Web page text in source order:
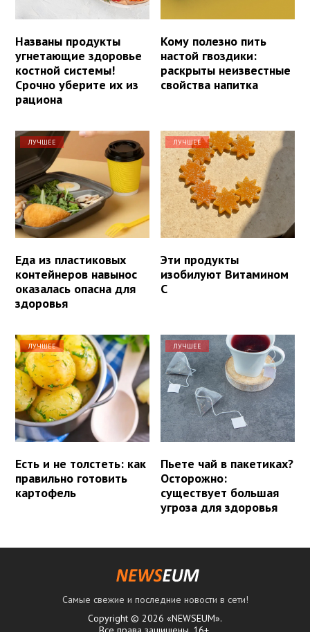
Названы продукты
угнетающие здоровье
костной системы!
Срочно уберите их из
рациона
Кому полезно пить
настой гвоздики:
раскрыты неизвестные
свойства напитка
ЛУЧШЕЕ
Еда из пластиковых
контейнеров навынос
оказалась опасна для
здоровья
ЛУЧШЕЕ
Эти продукты
изобилуют Витамином
С
ЛУЧШЕЕ
Есть и не толстеть: как
правильно готовить
картофель
ЛУЧШЕЕ
Пьете чай в пакетиках?
Осторожно:
существует большая
угроза для здоровья
Самые свежие и последние новости в сети!
Copyright © 2026 «NEWSEUM».